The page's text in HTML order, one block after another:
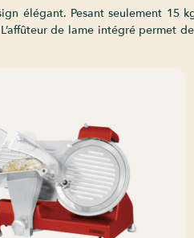
élégant. Pesant seulement 15
de lame intégré permet